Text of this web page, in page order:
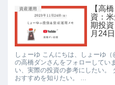
資産運用
【高
資：
期投
月24日
しょーゆ こんにちは、しょーゆ
の高橋ダンさんをフォローしてい
い、実際の投資の参考にしたい。
おすすめを知りたい。 ...